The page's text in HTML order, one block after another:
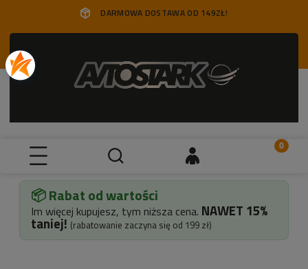
DARMOWA DOSTAWA OD 149ZŁ!
📦 Rabat od wartości
Im więcej kupujesz, tym niższa cena. NAWET 15%
taniej! (rabatowanie zaczyna się od 199 zł)